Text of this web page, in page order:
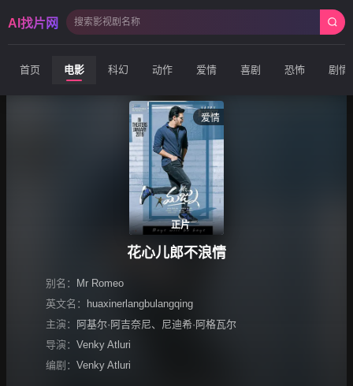
AI找片网
首页 电影 科幻 动作 爱情 喜剧 恐怖 剧情
爱情
正片
花心儿郎不浪情
别名：
Mr Romeo
英文名：
huaxinerlangbulangqing
主演：
阿基尔·阿吉奈尼、 尼迪希·阿格瓦尔
导演： Venky Atluri
编剧： Venky Atluri